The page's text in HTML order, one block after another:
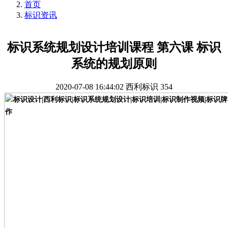
首页
标识资讯
标识系统规划设计培训课程 第六课 标识
系统的规划原则
2020-07-08 16:44:02 西利标识 354